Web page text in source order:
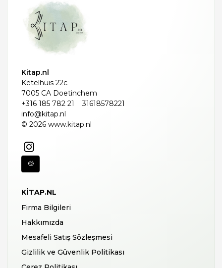
Kitap.nl
Ketelhuis 22c
7005 CA Doetinchem
+316 185 782 21
31618578221
info@kitap.nl
© 2026 www.kitap.nl
KITAP.NL
Firma Bilgileri
Hakkımızda
Mesafeli Satış Sözleşmesi
Gizlilik ve Güvenlik Politikası